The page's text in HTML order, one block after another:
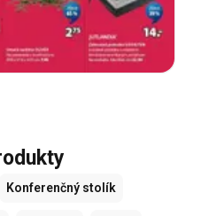
Konferenčný stolík